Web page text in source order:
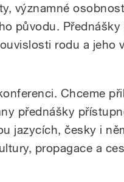
významné
původu. Přednášky
rodu a jeho
Chceme
přednášky
jazycích, česky i
propagace a